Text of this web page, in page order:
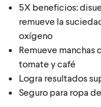
5X beneficios:
remueve la
oxígeno
Remueve manchas
tomate y café
Logra resultados
Seguro para ropa